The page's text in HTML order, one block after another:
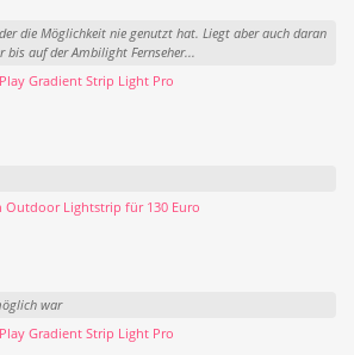
die Möglichkeit nie genutzt hat. Liegt aber auch daran
bis auf der Ambilight Fernseher...
Gradient Strip Light Pro
Lightstrip für 130 Euro
war
Gradient Strip Light Pro